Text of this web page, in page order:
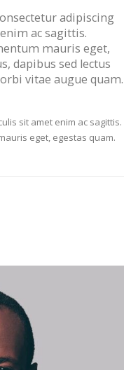
adipiscing
ac sagittis.
mauris eget,
dapibus sed lectus
vitae augue quam.
sit amet enim ac sagittis.
eget, egestas quam.